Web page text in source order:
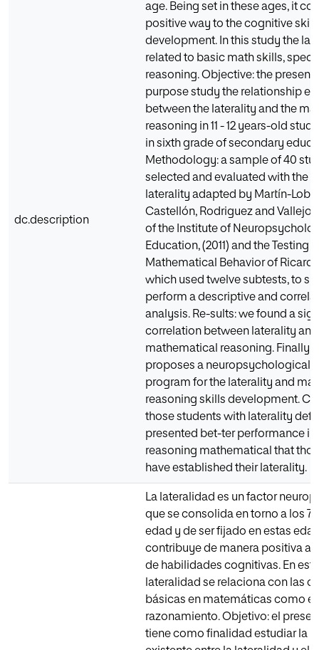
dc.description
age. Being set in these ages, it
positive way to the cognitive
development. In this study the
related to basic math skills,
reasoning. Objective: the present
purpose study the relationship
between the laterality and the
reasoning in 11 - 12 years-old
in sixth grade of secondary
Methodology: a sample of 40
selected and evaluated with the
laterality adapted by Martín-
Castellón, Rodriguez and Vallejo
of the Institute of
Education, (2011) and the Testing
Mathematical Behavior of
which used twelve subtests, to
perform a descriptive and
analysis. Re-sults: we found a
correlation between laterality and
mathematical reasoning. Finally
proposes a neuropsychological
program for the laterality and
reasoning skills development.
those students with laterality
presented bet-ter performance in
reasoning mathematical that
have established their laterality.
La lateralidad es un factor
que se consolida en torno a los 7-
edad y de ser fijado en estas
contribuye de manera positiva al
de habilidades cognitivas. En
lateralidad se relaciona con las
básicas en matemáticas como
razonamiento. Objetivo: el
tiene como finalidad estudiar la